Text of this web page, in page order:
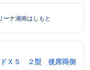
ーナ湘南はしもと
ドＸＳ ２型 後席両側